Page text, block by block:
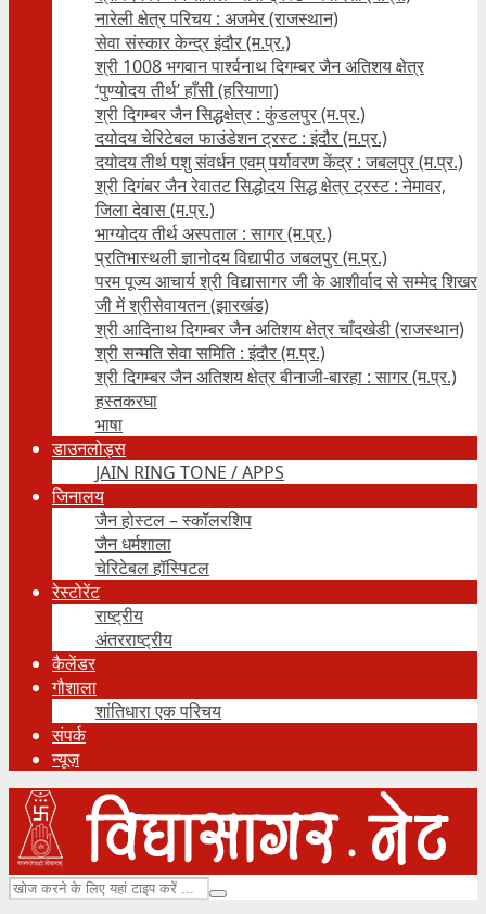
नारेली क्षेत्र परिचय : अजमेर (राजस्थान)
सेवा संस्कार केन्द्र इंदौर (म.प्र.)
श्री 1008 भगवान पार्श्वनाथ दिगम्बर जैन अतिशय क्षे‍त्र
‘पुण्योदय तीर्थ’ हाँसी (हरियाणा)
श्री दिगम्बर जैन सिद्धक्षेत्र : कुंडलपुर (म.प्र.)
दयोदय चेरिटेबल फाउंडेशन ट्रस्ट : इंदौर (म.प्र.)
दयोदय तीर्थ पशु संवर्धन एवम्‌ पर्यावरण केंद्र : जबलपुर (म.प्र.)
श्री दिगंबर जैन रेवातट सिद्धोदय सिद्ध क्षेत्र ट्रस्ट : नेमावर,
जिला देवास (म.प्र.)
भाग्योदय तीर्थ अस्पताल : सागर (म.प्र.)
प्रतिभास्थली ज्ञानोदय विद्यापीठ जबलपुर (म.प्र.)
परम पूज्य आचार्य श्री विद्यासागर जी के आशीर्वाद से सम्मेद शिखर
जी में श्रीसेवायतन (झारखंड)
श्री आदिनाथ दिगम्बर जैन अतिशय क्षेत्र चाँदखेडी (राजस्थान)
श्री सन्मति सेवा समिति : इंदौर (म.प्र.)
श्री दिगम्बर जैन अतिशय क्षेत्र बीनाजी-बारहा : सागर (म.प्र.)
हस्तकरघा
भाषा
डाउनलोड्स
JAIN RING TONE / APPS
जिनालय
जैन होस्टल – स्कॉलरशिप
जैन धर्मशाला
चेरिटेबल हॉस्पिटल
रेस्टोरेंट
राष्ट्रीय
अंतरराष्ट्रीय
कैलेंडर
गौशाला
शांतिधारा एक परिचय
संपर्क
न्यूज़